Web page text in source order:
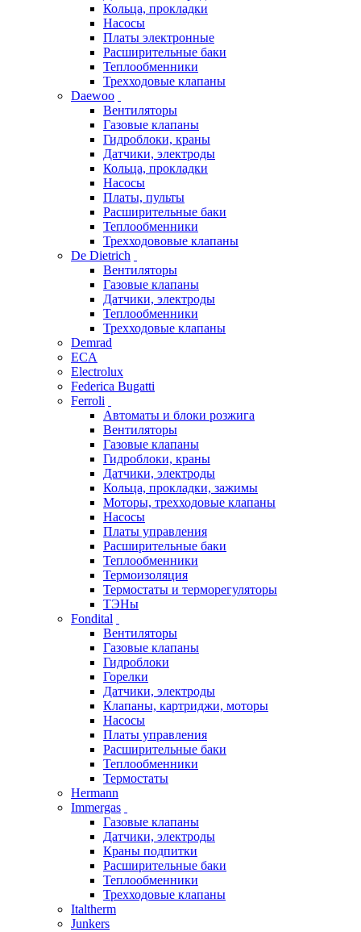
Кольца, прокладки
Насосы
Платы электронные
Расширительные баки
Теплообменники
Трехходовые клапаны
Daewoo
Вентиляторы
Газовые клапаны
Гидроблоки, краны
Датчики, электроды
Кольца, прокладки
Насосы
Платы, пульты
Расширительные баки
Теплообменники
Трехходововые клапаны
De Dietrich
Вентиляторы
Газовые клапаны
Датчики, электроды
Теплообменники
Трехходовые клапаны
Demrad
ECA
Electrolux
Federica Bugatti
Ferroli
Автоматы и блоки розжига
Вентиляторы
Газовые клапаны
Гидроблоки, краны
Датчики, электроды
Кольца, прокладки, зажимы
Моторы, трехходовые клапаны
Насосы
Платы управления
Расширительные баки
Теплообменники
Термоизоляция
Термостаты и терморегуляторы
ТЭНы
Fondital
Вентиляторы
Газовые клапаны
Гидроблоки
Горелки
Датчики, электроды
Клапаны, картриджи, моторы
Насосы
Платы управления
Расширительные баки
Теплообменники
Термостаты
Hermann
Immergas
Газовые клапаны
Датчики, электроды
Краны подпитки
Расширительные баки
Теплообменники
Трехходовые клапаны
Italtherm
Junkers